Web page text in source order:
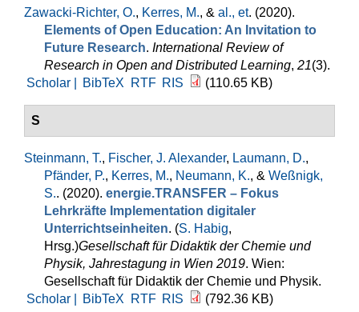
Zawacki-Richter, O., Kerres, M., & al., et. (2020).
Elements of Open Education: An Invitation to
Future Research. International Review of
Research in Open and Distributed Learning, 21(3).
Scholar |
BibTeX RTF RIS (110.65 KB)
S
Steinmann, T., Fischer, J. Alexander, Laumann, D.,
Pfänder, P., Kerres, M., Neumann, K., & Weßnigk,
S.. (2020). energie.TRANSFER – Fokus
Lehrkräfte Implementation digitaler
Unterrichtseinheiten. (S. Habig,
Hrsg.)Gesellschaft für Didaktik der Chemie und
Physik, Jahrestagung in Wien 2019. Wien:
Gesellschaft für Didaktik der Chemie und Physik.
Scholar |
BibTeX RTF RIS (792.36 KB)